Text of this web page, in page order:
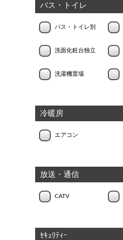
バス・トイレ
バス・トイレ別
洗面化粧台独立
洗濯機置場
冷暖房
エアコン
放送・通信
CATV
ｾｷｭﾘﾃｨｰ